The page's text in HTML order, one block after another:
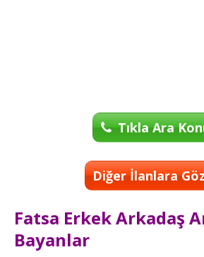
Tıkla Ara
Diğer İlanlara
Fatsa Erkek Arkadaş
Bayanlar